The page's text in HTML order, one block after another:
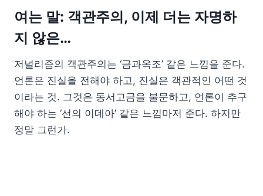
여는 말: 객관주의, 이제 더는 자명하
지 않은…
저널리즘의 객관주의는 ‘금과옥조’ 같은 느낌을 준다.
언론은 진실을 전해야 하고, 진실은 객관적인 어떤 것
이라는 것. 그것은 동서고금을 불문하고, 언론이 추구
해야 하는 ‘선의 이데아’ 같은 느낌마저 준다. 하지만
정말 그런가.